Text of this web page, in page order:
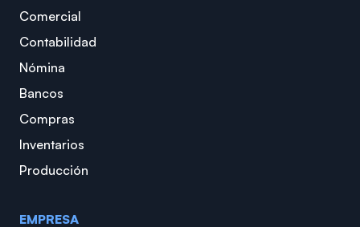
Comercial
Contabilidad
Nómina
Bancos
Compras
Inventarios
Producción
EMPRESA